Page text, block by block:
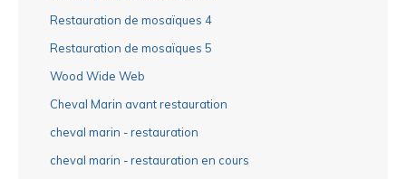
Restauration de mosaïques 4
Restauration de mosaïques 5
Wood Wide Web
Cheval Marin avant restauration
cheval marin - restauration
cheval marin - restauration en cours